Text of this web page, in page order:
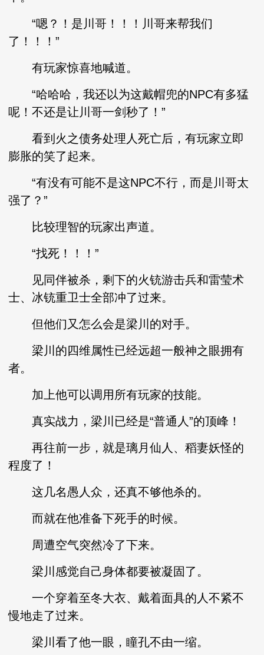
“嗯？！是川哥！！！川哥来帮我们
了！！！”
有玩家惊喜地喊道。
“哈哈哈，我还以为这戴帽兜的NPC有多猛
呢！不还是让川哥一剑秒了！”
看到火之债务处理人死亡后，有玩家立即
膨胀的笑了起来。
“有没有可能不是这NPC不行，而是川哥太
强了？”
比较理智的玩家出声道。
“找死！！！”
见同伴被杀，剩下的火铳游击兵和雷莹术
士、冰铳重卫士全部冲了过来。
但他们又怎么会是梁川的对手。
梁川的四维属性已经远超一般神之眼拥有
者。
加上他可以调用所有玩家的技能。
真实战力，梁川已经是“普通人”的顶峰！
再往前一步，就是璃月仙人、稻妻妖怪的
程度了！
这几名愚人众，还真不够他杀的。
而就在他准备下死手的时候。
周遭空气突然冷了下来。
梁川感觉自己身体都要被凝固了。
一个穿着至冬大衣、戴着面具的人不紧不
慢地走了过来。
梁川看了他一眼，瞳孔不由一缩。